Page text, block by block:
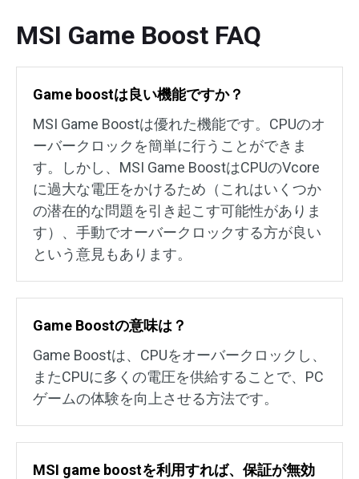
MSI Game Boost FAQ
Game boostは良い機能ですか？
MSI Game Boostは優れた機能です。CPUのオ
ーバークロックを簡単に行うことができま
す。しかし、MSI Game BoostはCPUのVcore
に過大な電圧をかけるため（これはいくつか
の潜在的な問題を引き起こす可能性がありま
す）、手動でオーバークロックする方が良い
という意見もあります。
Game Boostの意味は？
Game Boostは、CPUをオーバークロックし、
またCPUに多くの電圧を供給することで、PC
ゲームの体験を向上させる方法です。
MSI game boostを利用すれば、保証が無効